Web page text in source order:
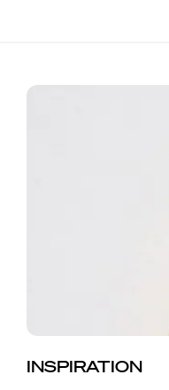
INSPIRATION